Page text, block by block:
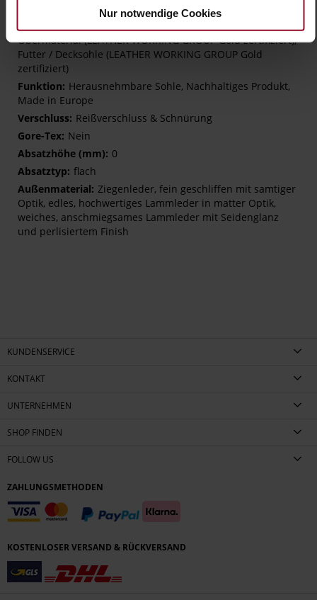
Nur notwendige Cookies
Made in Europe, Schnürsenkel (Tencel),
Obermaterial (LEATHER WORKING GROUP Gold zertifiziert),
Futter / Decksohle (LEATHER WORKING GROUP Gold
zertifiziert)
Herausnehmbare Sohle, Nachhaltiges Produkt,
Made in Europe
Reißverschluss & Schnürung
Nein
0
flach
Ziegenleder, fein geschliffen mit samtiger
Optik, edles, hochwertiges Lammleder in matter Optik,
weiches, anschmiegsames Lammleder mit Seidenglanz
und perlisiertem Finish
KUNDENSERVICE
KONTAKT
UNTERNEHMEN
SHOP FINDEN
FOLLOW US
ZAHLUNGSMETHODEN
KOSTENLOSER VERSAND & RÜCKVERSAND